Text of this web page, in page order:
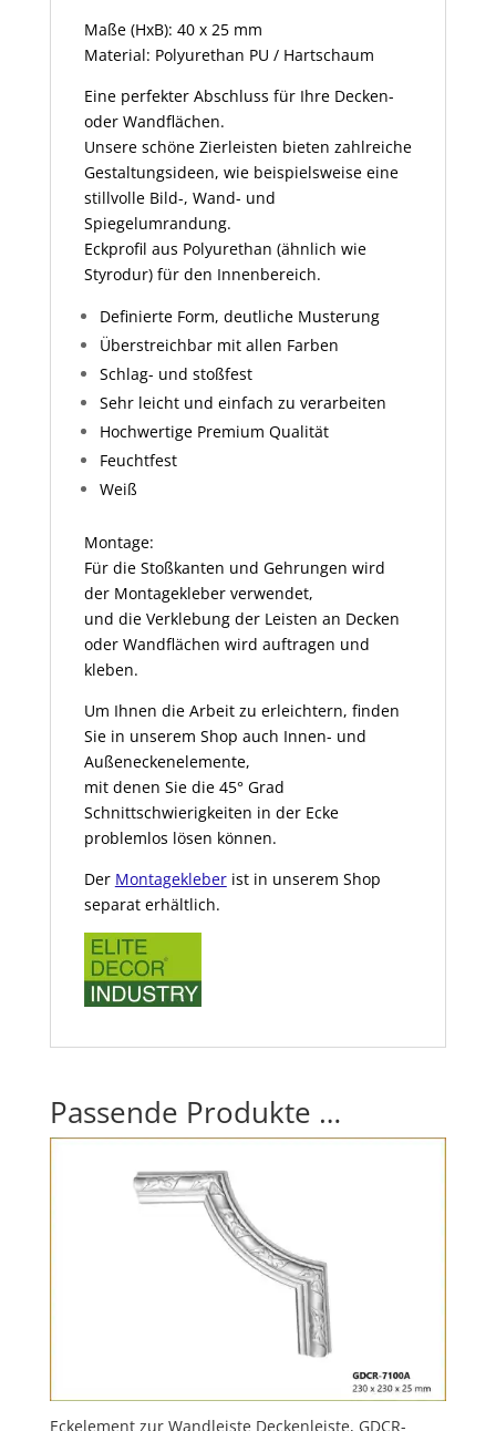
Maße (HxB): 40 x 25 mm
Material: Polyurethan PU / Hartschaum
Eine perfekter Abschluss für Ihre Decken-
oder Wandflächen.
Unsere schöne Zierleisten bieten zahlreiche
Gestaltungsideen, wie beispielsweise eine
stillvolle Bild-, Wand- und
Spiegelumrandung.
Eckprofil aus Polyurethan (ähnlich wie
Styrodur) für den Innenbereich.
Definierte Form, deutliche Musterung
Überstreichbar mit allen Farben
Schlag- und stoßfest
Sehr leicht und einfach zu verarbeiten
Hochwertige Premium Qualität
Feuchtfest
Weiß
Montage:
Für die Stoßkanten und Gehrungen wird
der Montagekleber verwendet,
und die Verklebung der Leisten an Decken
oder Wandflächen wird auftragen und
kleben.
Um Ihnen die Arbeit zu erleichtern, finden
Sie in unserem Shop auch Innen- und
Außeneckenelemente,
mit denen Sie die 45° Grad
Schnittschwierigkeiten in der Ecke
problemlos lösen können.
Der Montagekleberist in unserem Shop
separat erhältlich.
Passende Produkte …
Eckelement zur Wandleiste Deckenleiste, GDCR-